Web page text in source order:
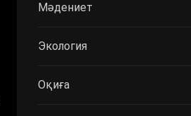
Мәдениет
Экология
Оқиға